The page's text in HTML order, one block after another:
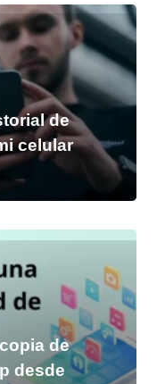
de
celular
de
desde